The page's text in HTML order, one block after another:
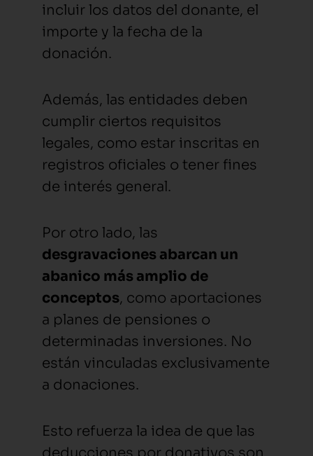
incluir los datos del donante, el
importe y la fecha de la
donación.
Además, las entidades deben
cumplir ciertos requisitos
legales, como estar inscritas en
registros oficiales o tener fines
de interés general.
Por otro lado, las
desgravaciones abarcan un
abanico más amplio de
conceptos, como aportaciones
a planes de pensiones o
determinadas inversiones. No
están vinculadas exclusivamente
a donaciones.
Esto refuerza la idea de que las
deducciones por donativos son